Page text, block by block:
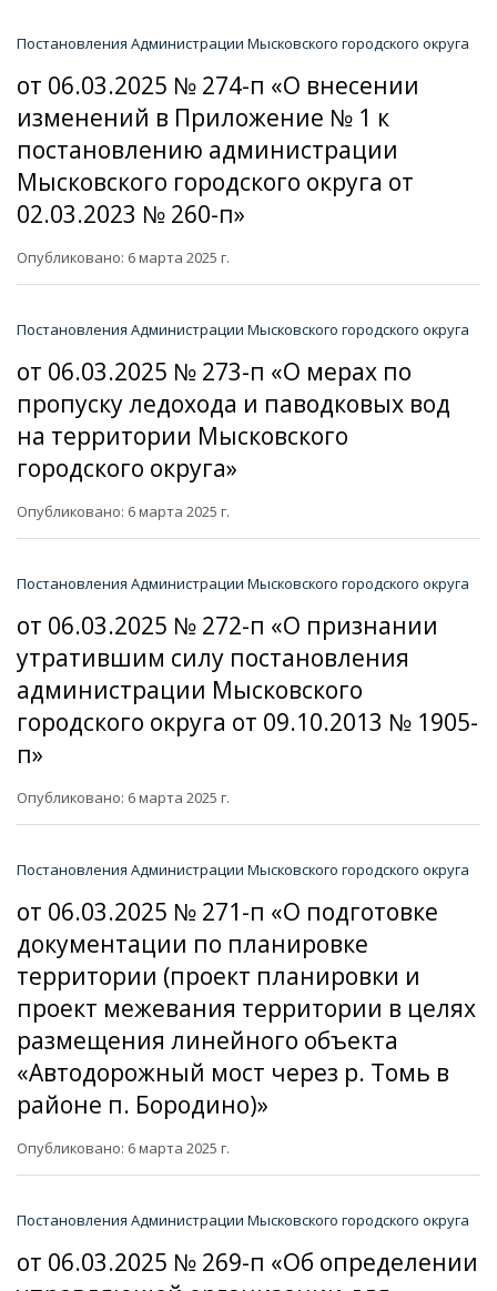
Постановления Администрации Мысковского городского округа
от 06.03.2025 № 274-п «О внесении
изменений в Приложение № 1 к
постановлению администрации
Мысковского городского округа от
02.03.2023 № 260-п»
Опубликовано: 6 марта 2025 г.
Постановления Администрации Мысковского городского округа
от 06.03.2025 № 273-п «О мерах по
пропуску ледохода и паводковых вод
на территории Мысковского
городского округа»
Опубликовано: 6 марта 2025 г.
Постановления Администрации Мысковского городского округа
от 06.03.2025 № 272-п «О признании
утратившим силу постановления
администрации Мысковского
городского округа от 09.10.2013 № 1905-
п»
Опубликовано: 6 марта 2025 г.
Постановления Администрации Мысковского городского округа
от 06.03.2025 № 271-п «О подготовке
документации по планировке
территории (проект планировки и
проект межевания территории в целях
размещения линейного объекта
«Автодорожный мост через р. Томь в
районе п. Бородино)»
Опубликовано: 6 марта 2025 г.
Постановления Администрации Мысковского городского округа
от 06.03.2025 № 269-п «Об определении